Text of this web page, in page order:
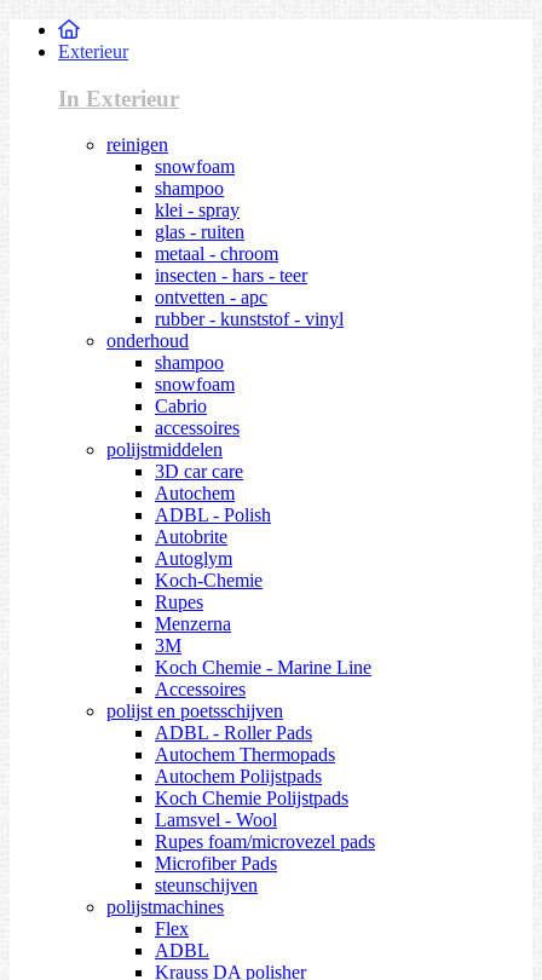
Exterieur
In Exterieur
reinigen
snowfoam
shampoo
klei - spray
glas - ruiten
metaal - chroom
insecten - hars - teer
ontvetten - apc
rubber - kunststof - vinyl
onderhoud
shampoo
snowfoam
Cabrio
accessoires
polijstmiddelen
3D car care
Autochem
ADBL - Polish
Autobrite
Autoglym
Koch-Chemie
Rupes
Menzerna
3M
Koch Chemie - Marine Line
Accessoires
polijst en poetsschijven
ADBL - Roller Pads
Autochem Thermopads
Autochem Polijstpads
Koch Chemie Polijstpads
Lamsvel - Wool
Rupes foam/microvezel pads
Microfiber Pads
steunschijven
polijstmachines
Flex
ADBL
Krauss DA polisher